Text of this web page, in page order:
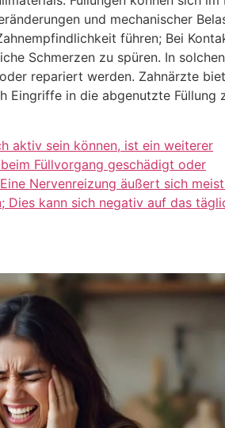
und mechanischer
führen; Bei
Schmerzen zu spüren. In solchen
repariert werden. Zahnärzte
Eingriffe in die abgenutzte Füllung
aktiv sein können, ist ein weiterer
Füllvorgang geschädigt oder
Nervenreizung äußert sich
Dies kann sich negativ auf das